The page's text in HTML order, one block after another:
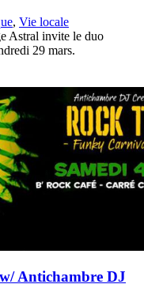
, Vie locale
Astral invite le duo
29 mars.
Antichambre DJ